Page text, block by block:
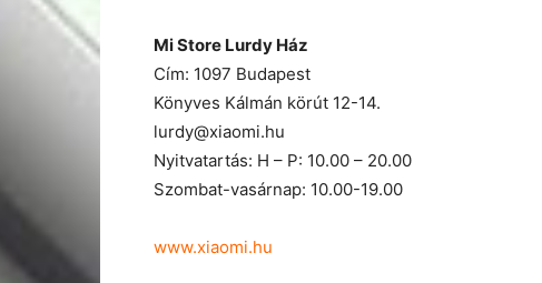
Mi Store Lurdy Ház
Cím: 1097 Budapest
Könyves Kálmán körút 12-14.
lurdy@xiaomi.hu
Nyitvatartás: H – P: 10.00 – 20.00
Szombat-vasárnap: 10.00-19.00
www.xiaomi.hu